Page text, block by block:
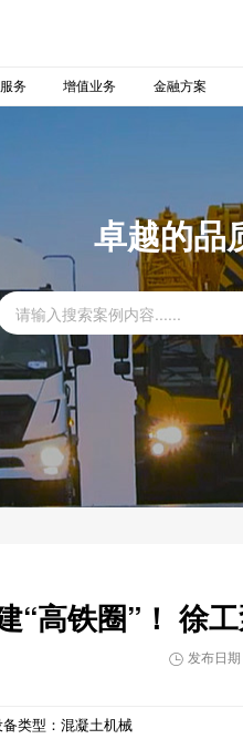
务 增值业务 金融方案
卓越的品
“高铁圈”！ 徐
 发布日
类型： 混凝土机械